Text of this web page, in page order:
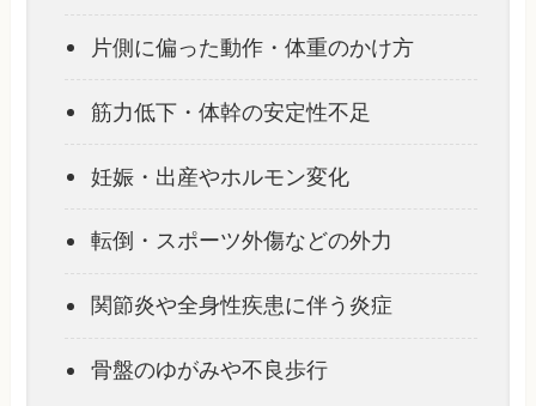
片側に偏った動作・体重のかけ方
筋力低下・体幹の安定性不足
妊娠・出産やホルモン変化
転倒・スポーツ外傷などの外力
関節炎や全身性疾患に伴う炎症
骨盤のゆがみや不良歩行